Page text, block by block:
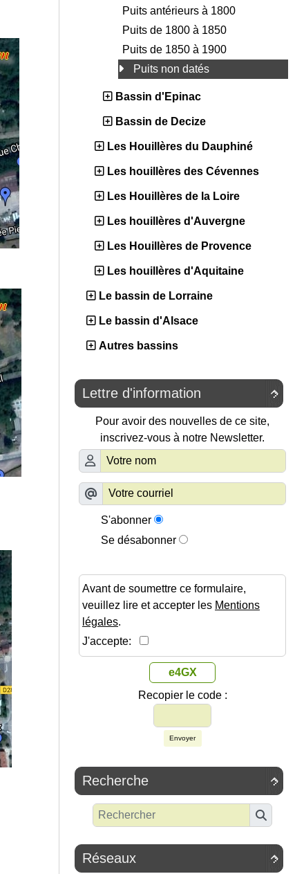
Puits antérieurs à 1800
Puits de 1800 à 1850
Puits de 1850 à 1900
Puits non datés
Bassin d'Epinac
Bassin de Decize
Les Houillères du Dauphiné
Les houillères des Cévennes
Les Houillères de la Loire
Les houillères d'Auvergne
Les Houillères de Provence
Les houillères d'Aquitaine
Le bassin de Lorraine
Le bassin d'Alsace
Autres bassins

Lettre d'information
Pour avoir des nouvelles de ce site,
inscrivez-vous à notre Newsletter.
S'abonner
Se désabonner
Avant de soumettre ce formulaire,
veuillez lire et accepter les Mentions
légales.
J'accepte:
e4GX
Recopier le code :
Envoyer

Recherche

Réseaux